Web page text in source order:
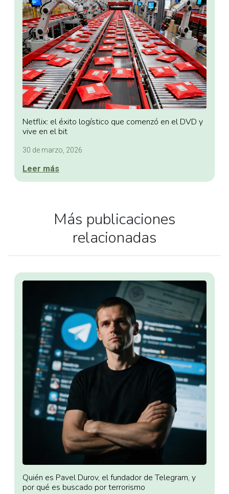
Netflix: el éxito logístico que comenzó en el DVD y
vive en el bit
30 de marzo, 2026
Leer más
Más publicaciones
relacionadas
Quién es Pavel Durov, el fundador de Telegram, y
por qué es buscado por terrorismo